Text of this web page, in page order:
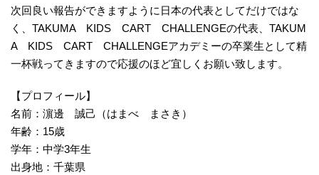
次回良い報告ができますように日本の代表としてだけではな
く、TAKUMA KIDS CART CHALLENGEの代表、TAKUM
A KIDS CART CHALLENGEアカデミーの卒業生として精
一杯戦ってきますので応援のほど宜しくお願い致します。
【プロフィール】
名前：濵邊 誠己（はまべ まさき）
年齢：15歳
学年：中学3年生
出身地：千葉県